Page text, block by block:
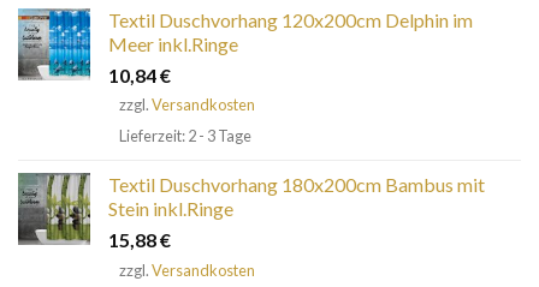
Textil Duschvorhang 120x200cm Delphin im
Meer inkl.Ringe
10,84€
zzgl.Versandkosten
Lieferzeit: 2 - 3 Tage
Textil Duschvorhang 180x200cm Bambus mit
Stein inkl.Ringe
15,88€
zzgl.Versandkosten